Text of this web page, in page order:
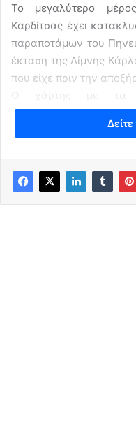
Το μεγαλύτερο
Καρδίτσας έχει
παραποτάμων του
έκταση της Λίμνης
που είχε πριν την
Ο χάρτης με τα
επεξεργάστηκε
Αθηνών/meteo.gr
πλημμυρισμένων